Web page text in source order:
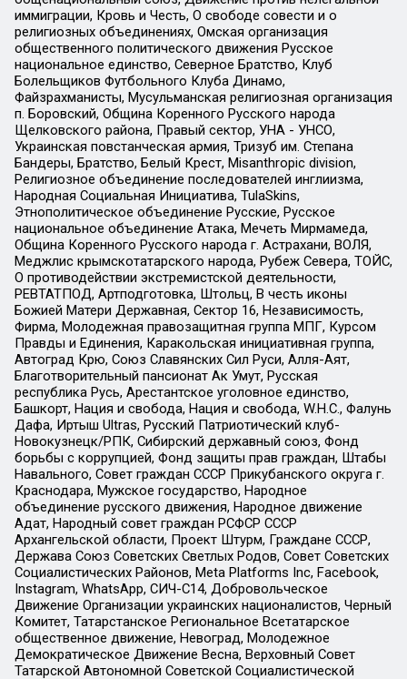
иммиграции, Кровь и Честь, О свободе совести и о
религиозных объединениях, Омская организация
общественного политического движения Русское
национальное единство, Северное Братство, Клуб
Болельщиков Футбольного Клуба Динамо,
Файзрахманисты, Мусульманская религиозная организация
п. Боровский, Община Коренного Русского народа
Щелковского района, Правый сектор, УНА - УНСО,
Украинская повстанческая армия, Тризуб им. Степана
Бандеры, Братство, Белый Крест, Misanthropic division,
Религиозное объединение последователей инглиизма,
Народная Социальная Инициатива, TulaSkins,
Этнополитическое объединение Русские, Русское
национальное объединение Атака, Мечеть Мирмамеда,
Община Коренного Русского народа г. Астрахани, ВОЛЯ,
Меджлис крымскотатарского народа, Рубеж Севера, ТОЙС,
О противодействии экстремистской деятельности,
РЕВТАТПОД, Артподготовка, Штольц, В честь иконы
Божией Матери Державная, Сектор 16, Независимость,
Фирма, Молодежная правозащитная группа МПГ, Курсом
Правды и Единения, Каракольская инициативная группа,
Автоград Крю, Союз Славянских Сил Руси, Алля-Аят,
Благотворительный пансионат Ак Умут, Русская
республика Русь, Арестантское уголовное единство,
Башкорт, Нация и свобода, Нация и свобода, W.H.С., Фалунь
Дафа, Иртыш Ultras, Русский Патриотический клуб-
Новокузнецк/РПК, Сибирский державный союз, Фонд
борьбы с коррупцией, Фонд защиты прав граждан, Штабы
Навального, Совет граждан СССР Прикубанского округа г.
Краснодара, Мужское государство, Народное
объединение русского движения, Народное движение
Адат, Народный совет граждан РСФСР СССР
Архангельской области, Проект Штурм, Граждане СССР,
Держава Союз Советских Светлых Родов, Совет Советских
Социалистических Районов, Meta Platforms Inc, Facebook,
Instagram, WhatsApp, СИЧ-С14, Добровольческое
Движение Организации украинских националистов, Черный
Комитет, Татарстанское Региональное Всетатарское
общественное движение, Невоград, Молодежное
Демократическое Движение Весна, Верховный Совет
Татарской Автономной Советской Социалистической